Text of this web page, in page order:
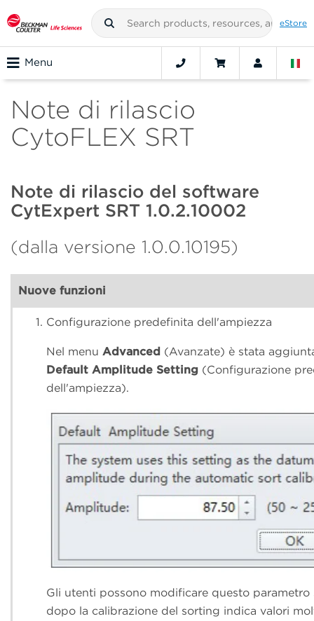
eStore
Menu
Note di rilascio
CytoFLEX SRT
Note di rilascio del software
CytExpert SRT 1.0.2.10002
(dalla versione 1.0.0.10195)
Nuove funzioni
Configurazione predefinita dell'ampiezza
Nel menu Advanced (Avanzate) è stata
Default Amplitude Setting (Configurazione
dell'ampiezza).
Gli utenti possono modificare questo
dopo la calibrazione del sorting indica valori